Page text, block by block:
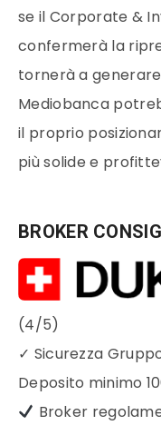
se il Corporate &
confermerà la
tornerà a
Mediobanca
il proprio
più solide e
BROKER
(4/5)
✓ Sicurezza
Deposito minimo
Broker